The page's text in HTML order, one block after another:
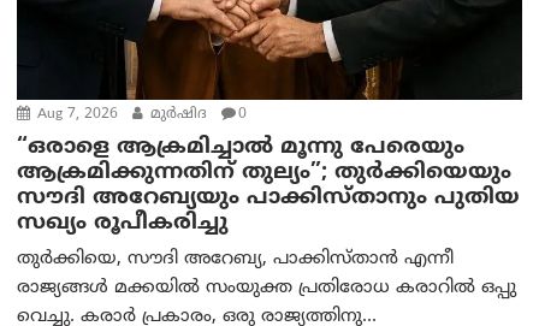
Aug 7, 2026 മുര്‍ഷിദ 0
“ഒരാളെ ആക്രമിച്ചാല്‍ മൂന്നു പേരെയും
ആക്രമിക്കുന്നതിന് തുല്യം”; തുർക്കിയെയും
സൗദി അറേബ്യയും പാക്കിസ്താനും പുതിയ
സഖ്യം രൂപീകരിച്ചു
തുർക്കിയെ, സൗദി അറേബ്യ, പാക്കിസ്താന്‍ എന്നീ
രാജ്യങ്ങൾ മക്കയിൽ സംയുക്ത പ്രതിരോധ കരാറിൽ ഒപ്പു
വെച്ചു. കരാർ പ്രകാരം, ഒരു രാജ്യത്തിനു...